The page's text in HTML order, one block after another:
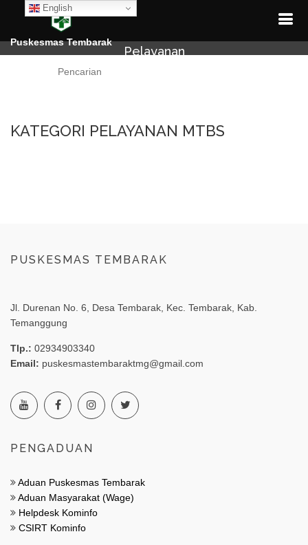
English
Puskesmas Tembarak
Pelayanan
KATEGORI PELAYANAN MTBS
PUSKESMAS TEMBARAK
Jl. Durenan No. 6, Desa Tembarak, Kec. Tembarak, Kab.
Temanggung
Tlp.: 02934903340
Email: puskesmastembaraktmg@gmail.com
PENGADUAN
Aduan Puskesmas Tembarak
Aduan Masyarakat (Wage)
Helpdesk Kominfo
CSIRT Kominfo